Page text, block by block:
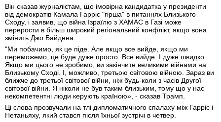
Він сказав журналістам, що імовірна кандидатка у президенти
від демократів Камала Гарріс "гірша" в питаннях Близького
Сходу, і заявив, що війна Ізраїлю з ХАМАС в Газі може
перерости в більш широкий регіональний конфлікт, якщо вона
змінить Джо Байдена.
"Ми побачимо, як це піде. Але якщо все вийде, якщо ми
переможемо, це буде дуже просто. Все вийде. І дуже швидко.
Якщо ми цього не зробимо, ви закінчите великими війнами на
Близькому Сході. І, можливо, третьою світовою війною. Зараз ви
ближче до третьої світової війни, ніж будь-коли з часів Другої
світової війни. Я ніколи не був таким близьким, тому що у нас
некомпетентні люди керують країною», - сказав Трамп.
Ці слова прозвучали на тлі дипломатичного спалаху між Гарріс і
Нетаньяху, який стався після їхньої зустрічі в четвер.